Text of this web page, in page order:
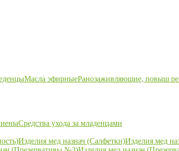
Масла эфирныеРанозаживляющие, повыш
Средства ухода за младенцами
Изделия мед назнач (Салфетки)Изделия мед